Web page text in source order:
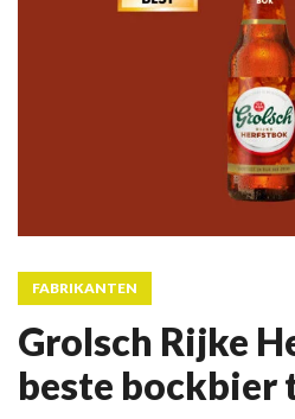
FABRIKANTEN
Grolsch Rijke
beste bockbier